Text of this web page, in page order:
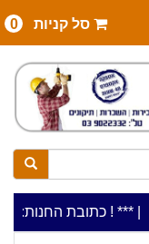
סל קניות 0
***כתובת החנות: רח' המלאכה 2, ביתן 8 (כניסה מרח'***כלי עבודה להשכרה בתעריף יומי משתלם ! ***